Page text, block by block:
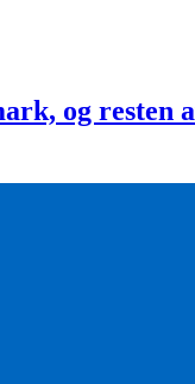
og resten